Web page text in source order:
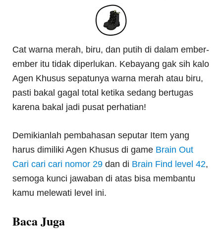
Cat warna merah, biru, dan putih di dalam ember-
ember itu tidak diperlukan. Kebayang gak sih kalo
Agen Khusus sepatunya warna merah atau biru,
pasti bakal gagal total ketika sedang bertugas
karena bakal jadi pusat perhatian!
Demikianlah pembahasan seputar Item yang
harus dimiliki Agen Khusus di game Brain Out
Cari cari cari nomor 29 dan di Brain Find level 42,
semoga kunci jawaban di atas bisa membantu
kamu melewati level ini.
Baca Juga